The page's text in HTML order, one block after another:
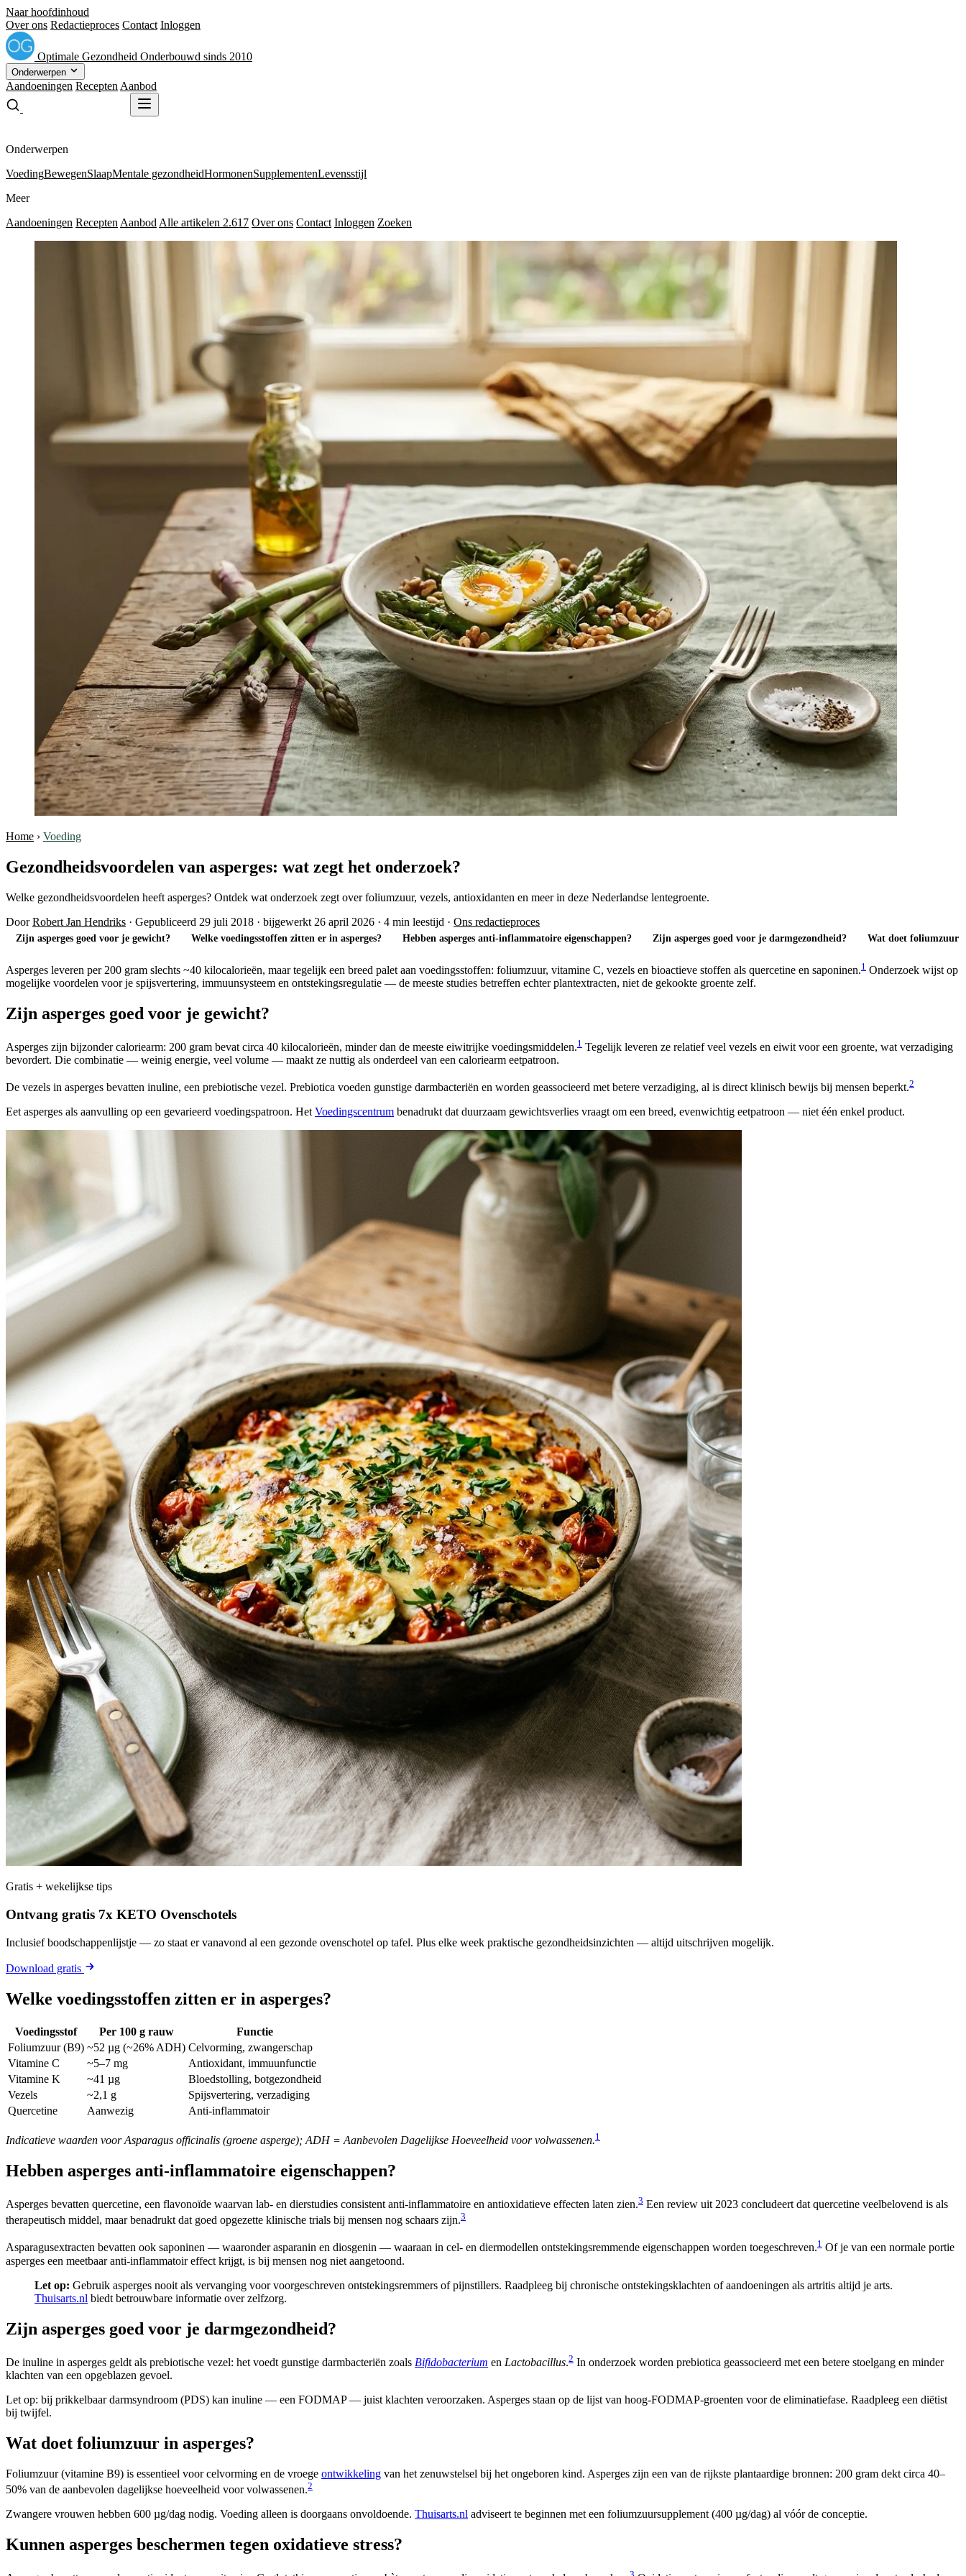
Naar hoofdinhoud
Over ons Redactieproces Contact Inloggen
Optimale Gezondheid Onderbouwd sinds 2010
Onderwerpen
Aandoeningen Recepten Aanbod
Onderwerpen
VoedingBewegenSlaapMentale gezondheidHormonenSupplementenLevensstijl
Meer
Aandoeningen Recepten Aanbod Alle artikelen 2.617 Over ons Contact Inloggen Zoeken
Home › Voeding
Gezondheidsvoordelen van asperges: wat zegt het onderzoek?
Welke gezondheidsvoordelen heeft asperges? Ontdek wat onderzoek zegt over foliumzuur, vezels, antioxidanten en meer in deze Nederlandse lentegroente.
DoorRobert Jan Hendriks · Gepubliceerd 29 juli 2018 · bijgewerkt 26 april 2026 · 4 min leestijd · Ons redactieproces
Zijn asperges goed voor je gewicht? Welke voedingsstoffen zitten er in asperges? Hebben asperges anti-inflammatoire eigenschappen? Zijn asperges goed voor je darmgezondheid? Wat doet foliumzuur
Asperges leveren per 200 gram slechts ~40 kilocalorieën, maar tegelijk een breed palet aan voedingsstoffen: foliumzuur, vitamine C, vezels en bioactieve stoffen als quercetine en saponinen.1 Onderzoek wijst op
mogelijke voordelen voor je spijsvertering, immuunsysteem en ontstekingsregulatie — de meeste studies betreffen echter plantextracten, niet de gekookte groente zelf.
Zijn asperges goed voor je gewicht?
Asperges zijn bijzonder caloriearm: 200 gram bevat circa 40 kilocalorieën, minder dan de meeste eiwitrijke voedingsmiddelen.1 Tegelijk leveren ze relatief veel vezels en eiwit voor een groente, wat verzadiging
bevordert. Die combinatie — weinig energie, veel volume — maakt ze nuttig als onderdeel van een caloriearm eetpatroon.
De vezels in asperges bevatten inuline, een prebiotische vezel. Prebiotica voeden gunstige darmbacteriën en worden geassocieerd met betere verzadiging, al is direct klinisch bewijs bij mensen beperkt.2
Eet asperges als aanvulling op een gevarieerd voedingspatroon. Het Voedingscentrum benadrukt dat duurzaam gewichtsverlies vraagt om een breed, evenwichtig eetpatroon — niet één enkel product.
Gratis + wekelijkse tips
Ontvang gratis 7x KETO Ovenschotels
Inclusief boodschappenlijstje — zo staat er vanavond al een gezonde ovenschotel op tafel. Plus elke week praktische gezondheidsinzichten — altijd uitschrijven mogelijk.
Download gratis
Welke voedingsstoffen zitten er in asperges?
Voedingsstof Per 100 g rauw
Functie
Foliumzuur (B9) ~52 µg (~26% ADH) Celvorming, zwangerschap
Vitamine C
~5–7 mg
Antioxidant, immuunfunctie
Vitamine K
~41 µg
Bloedstolling, botgezondheid
Vezels
~2,1 g
Spijsvertering, verzadiging
Quercetine
Aanwezig Anti-inflammatoir
Indicatieve waarden voor Asparagus officinalis (groene asperge); ADH = Aanbevolen Dagelijkse Hoeveelheid voor volwassenen.1
Hebben asperges anti-inflammatoire eigenschappen?
Asperges bevatten quercetine, een flavonoïde waarvan lab- en dierstudies consistent anti-inflammatoire en antioxidatieve effecten laten zien.3 Een review uit 2023 concludeert dat quercetine veelbelovend is als
therapeutisch middel, maar benadrukt dat goed opgezette klinische trials bij mensen nog schaars zijn.3
Asparagusextracten bevatten ook saponinen — waaronder asparanin en diosgenin — waaraan in cel- en diermodellen ontstekingsremmende eigenschappen worden toegeschreven.1 Of je van een normale portie
asperges een meetbaar anti-inflammatoir effect krijgt, is bij mensen nog niet aangetoond.
Let op: Gebruik asperges nooit als vervanging voor voorgeschreven ontstekingsremmers of pijnstillers. Raadpleeg bij chronische ontstekingsklachten of aandoeningen als artritis altijd je arts.
Thuisarts.nl biedt betrouwbare informatie over zelfzorg.
Zijn asperges goed voor je darmgezondheid?
De inuline in asperges geldt als prebiotische vezel: het voedt gunstige darmbacteriën zoals Bifidobacterium en Lactobacillus.2 In onderzoek worden prebiotica geassocieerd met een betere stoelgang en minder
klachten van een opgeblazen gevoel.
Let op: bij prikkelbaar darmsyndroom (PDS) kan inuline — een FODMAP — juist klachten veroorzaken. Asperges staan op de lijst van hoog-FODMAP-groenten voor de eliminatiefase. Raadpleeg een diëtist
bij twijfel.
Wat doet foliumzuur in asperges?
Foliumzuur (vitamine B9) is essentieel voor celvorming en de vroege ontwikkeling van het zenuwstelsel bij het ongeboren kind. Asperges zijn een van de rijkste plantaardige bronnen: 200 gram dekt circa 40–
50% van de aanbevolen dagelijkse hoeveelheid voor volwassenen.2
Zwangere vrouwen hebben 600 µg/dag nodig. Voeding alleen is doorgaans onvoldoende. Thuisarts.nl adviseert te beginnen met een foliumzuursupplement (400 µg/dag) al vóór de conceptie.
Kunnen asperges beschermen tegen oxidatieve stress?